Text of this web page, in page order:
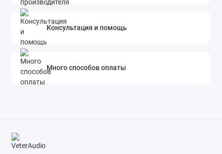
Консультация и помощь
Много способов оплаты